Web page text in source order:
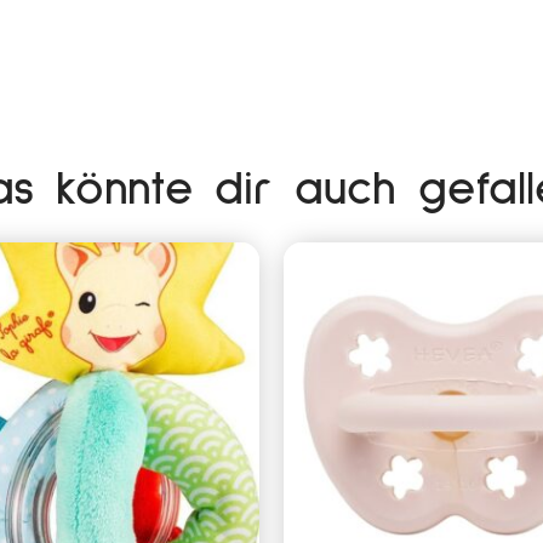
könnte dir auch